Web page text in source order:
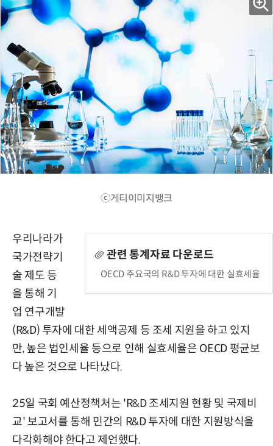
ⓒ게티이미지뱅크
관련 통계자료 다운로드
OECD 주요국의 R&D 투자에 대한 실효세율
우리나라가
국가전략기
술 제도 등
을 통해 기
업 연구개발
(R&D) 투자에 대한 세액공제 등 조세 지원을 하고 있지
만, 높은 법인세율 등으로 인해 실효세율은 OECD 평균보
다 높은 것으로 나타났다.
25일 국회 예산정책처는 'R&D 조세지원 현황 및 국제비
교' 보고서를 통해 민간의 R&D 투자에 대한 지원방식을
다각화해야 한다고 제언했다.